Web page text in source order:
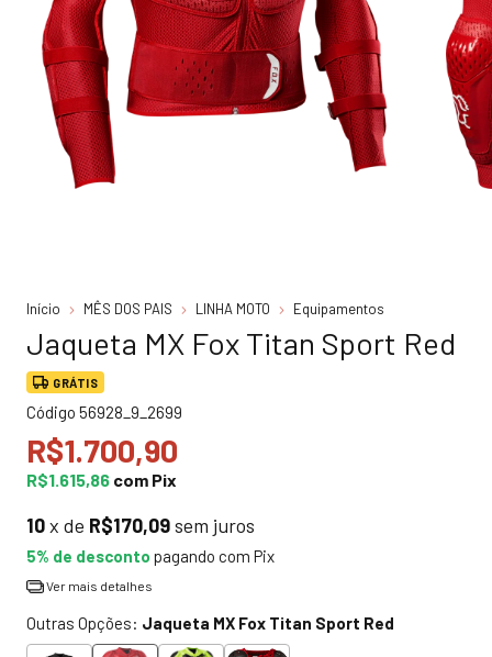
Início MÊS DOS PAIS LINHA MOTO Equipamentos
Jaqueta MX Fox Titan Sport Red
GRÁTIS
Código 56928_9_2699
R$1.700,90
R$1.615,86 com Pix
10x de R$170,09sem juros
5% de desconto pagando com Pix
Ver mais detalhes
Outras Opções: Jaqueta MX Fox Titan Sport Red